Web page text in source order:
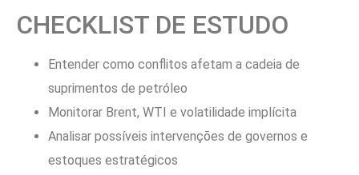
CHECKLIST DE ESTUDO
Entender como conflitos afetam a cadeia de
suprimentos de petróleo
Monitorar Brent, WTI e volatilidade implícita
Analisar possíveis intervenções de governos e
estoques estratégicos